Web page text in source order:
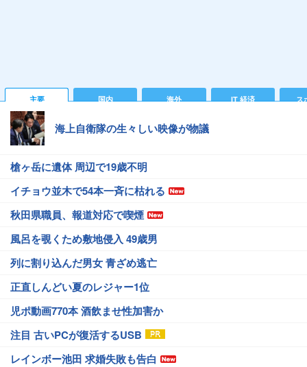
主要 国内 海外 IT 経済 ス
海上自衛隊の生々しい映像が物議
槍ヶ岳に遺体 周辺で19歳不明
イチョウ並木で54本一斉に枯れる
秋田県職員、報道対応で喫煙
風呂を覗くため敷地侵入 49歳男
列に割り込んだ男女 青ざめ逃亡
正直しんどい夏のレジャー1位
児ポ動画770本 酒飲ませ性加害か
注目 古いPCが復活するUSB
レインボー池田 求婚失敗も告白